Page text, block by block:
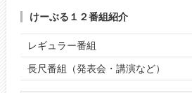
けーぶる１２番組紹介
レギュラー番組
長尺番組（発表会・講演など）